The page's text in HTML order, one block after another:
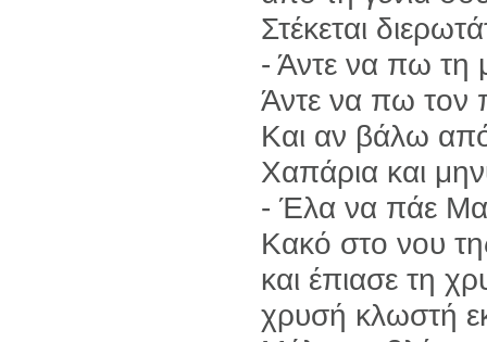
Στέκεται
- Άντε να πω τη
Άντε να πω τον
Και αν βάλω
Χαπάρια και
- Έλα να πάε
Κακό στο νου
και έπιασε τη
χρυσή κλωστή